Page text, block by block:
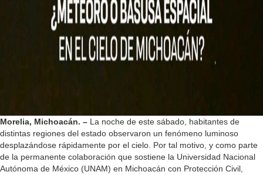
Morelia, Michoacán. – La noche de este sábado, habitantes de
distintas regiones del estado observaron un fenómeno luminoso
desplazándose rápidamente por el cielo. Por tal motivo, y como parte
de la permanente colaboración que sostiene la Universidad Nacional
Autónoma de México (UNAM) en Michoacán con Protección Civil,